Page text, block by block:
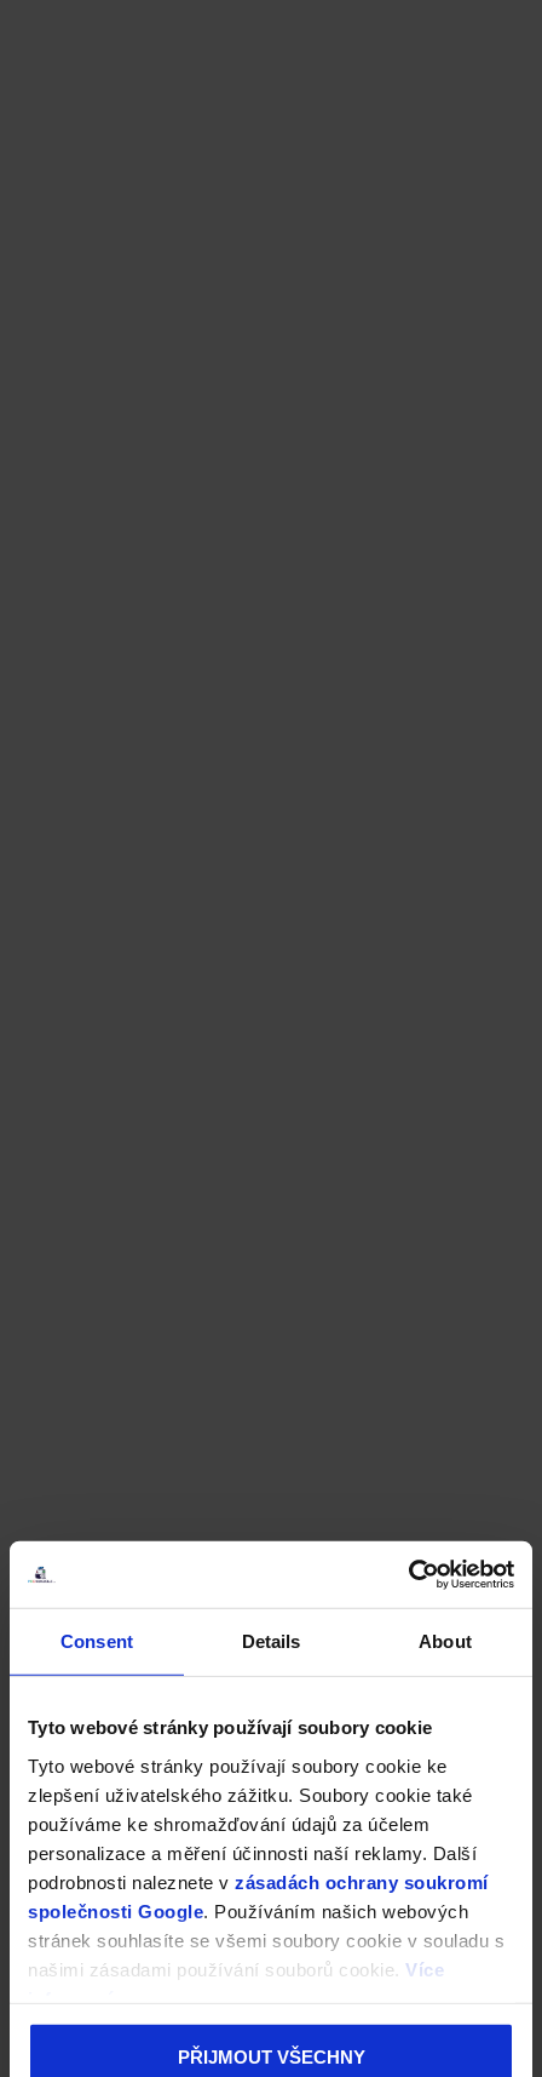
Consent Details About
Tyto webové stránky používají soubory cookie
Tyto webové stránky používají soubory cookie ke
zlepšení uživatelského zážitku. Soubory cookie také
používáme ke shromažďování údajů za účelem
personalizace a měření účinnosti naší reklamy. Další
podrobnosti naleznete v zásadách ochrany soukromí
společnosti Google . Používáním našich webových
stránek souhlasíte se všemi soubory cookie v souladu s
našimi zásadami používání souborů cookie. Více
PŘIJMOUT VŠECHNY